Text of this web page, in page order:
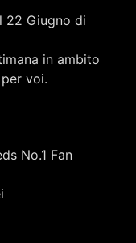
22 Giugno di
in ambito
voi.
No.1 Fan